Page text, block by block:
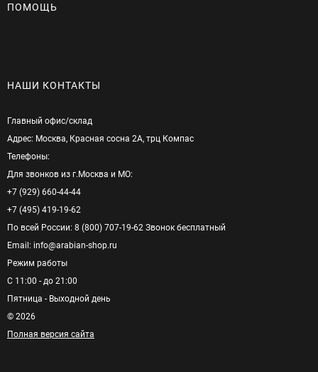
ПОМОЩЬ
НАШИ КОНТАКТЫ
Главный офис/cклад
Адрес: Москва, Красная сосна 2А, трц Компас
Телефоны:
Для звонков из г.Москва и МО:
+7 (929) 660-44-44
+7 (495) 419-19-62
По всей России: 8 (800) 707-19-62 Звонок бесплатный
Email: info@arabian-shop.ru
Режим pаботы
С 11:00 - до 21:00
Пятница - Выходной день
© 2026
Полная версия сайта